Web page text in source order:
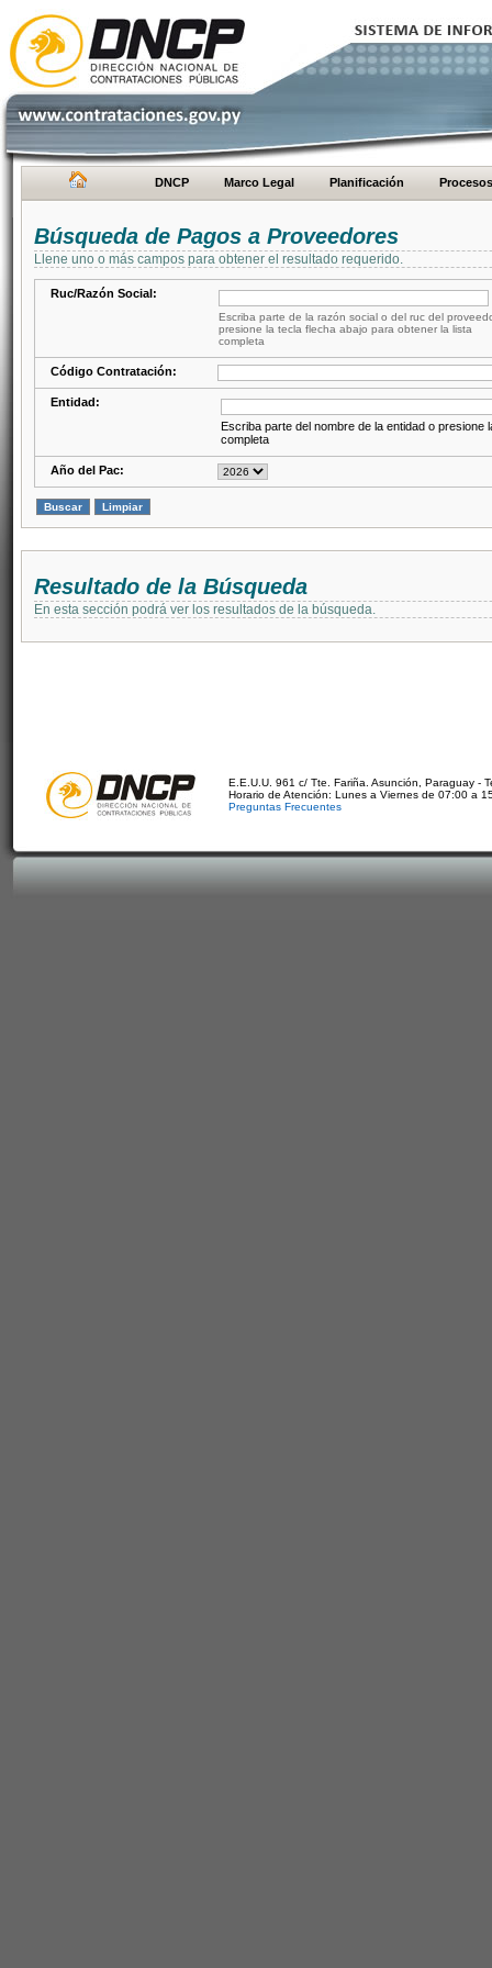
DNCP Marco Legal Planificación Procesos
Búsqueda de Pagos a Proveedores
Llene uno o más campos para obtener el resultado requerido.
Ruc/Razón Social:
Escriba parte de la razón social o del ruc del
presione la tecla flecha abajo para obtener la lista
completa
Código Contratación:
Entidad:
Escriba parte del nombre de la entidad o presione
completa
Año del Pac:
Resultado de la Búsqueda
En esta sección podrá ver los resultados de la búsqueda.
E.E.U.U. 961 c/ Tte. Fariña. Asunción, Paraguay -
Horario de Atención: Lunes a Viernes de 07:00 a
Preguntas Frecuentes